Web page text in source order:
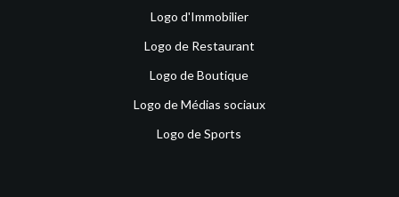
Logo d'Immobilier
Logo de Restaurant
Logo de Boutique
Logo de Médias sociaux
Logo de Sports